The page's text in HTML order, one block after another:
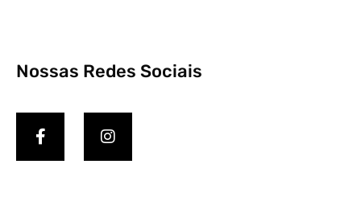
Nossas Redes Sociais